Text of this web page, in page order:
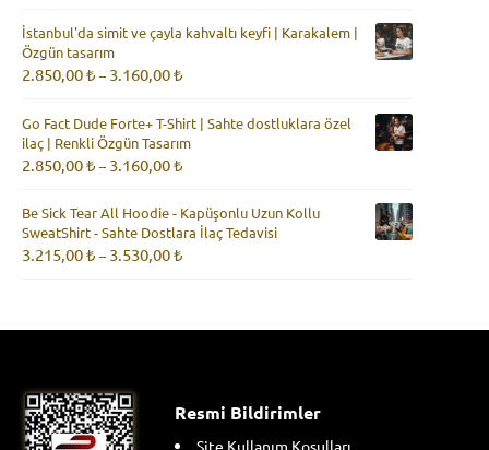
İstanbul'da simit ve çayla kahvaltı keyfi | Karakalem |
Özgün tasarım
2.850,00₺ – 3.160,00₺
-
3.160,00 ₺
Go Fact Dude Forte+ T-Shirt | Sahte dostluklara özel
ilaç | Renkli Özgün Tasarım
2.850,00₺ – 3.160,00₺
-
3.160,00 ₺
Be Sick Tear All Hoodie - Kapüşonlu Uzun Kollu
SweatShirt - Sahte Dostlara İlaç Tedavisi
3.215,00₺ – 3.530,00₺
Resmi Bildirimler
Site Kullanım Koşulları